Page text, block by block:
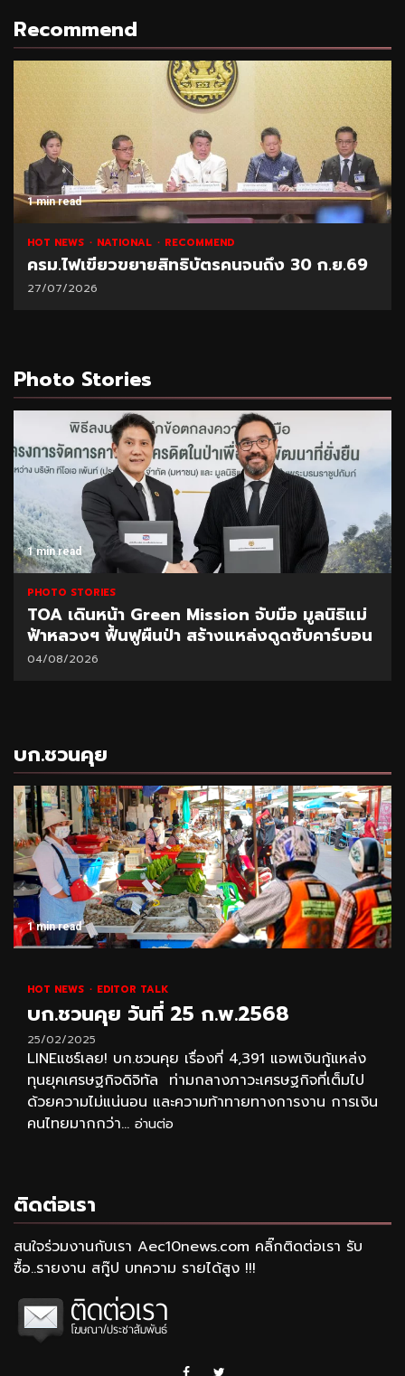
Recommend
1 min read
HOT NEWS NATIONAL RECOMMEND
ครม.ไฟเขียวขยายสิทธิบัตรคนจนถึง 30 ก.ย.69
27/07/2026
Photo Stories
1 min read
PHOTO STORIES
TOA เดินหน้า Green Mission จับมือ มูลนิธิแม่
ฟ้าหลวงฯ ฟื้นฟูผืนป่า สร้างแหล่งดูดซับคาร์บอน
04/08/2026
บก.ชวนคุย
1 min read
HOT NEWS EDITOR TALK
บก.ชวนคุย วันที่ 25 ก.พ.2568
25/02/2025
LINEแชร์เลย! บก.ชวนคุย เรื่องที่ 4,391 แอพเงินกู้แหล่ง
ทุนยุคเศรษฐกิจดิจิทัล ท่ามกลางภาวะเศรษฐกิจที่เต็มไป
ด้วยความไม่แน่นอน และความท้าทายทางการงาน การเงิน
คนไทยมากกว่า... อ่านต่อ
ติดต่อเรา
สนใจร่วมงานกับเรา Aec10news.com คลิ๊กติดต่อเรา รับ
ซื้อ..รายงาน สกู๊ป บทความ รายได้สูง !!!
Facebook
Twitter